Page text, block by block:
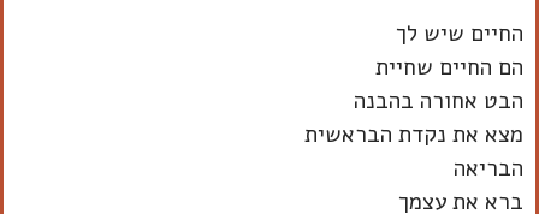
החיים שיש לך
הם החיים שחיית
הבט אחורה בהבנה
מצא את נקדת הבראשית
הבריאה
ברא את עצמך